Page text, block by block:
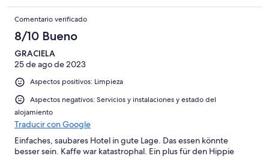
Comentario verificado
8/10 Bueno
GRACIELA
25 de ago de 2023
Aspectos positivos: Limpieza
Aspectos negativos: Servicios y instalaciones y estado del
alojamiento
Traducir con Google
Einfaches, saubares Hotel in gute Lage. Das essen könnte
besser sein. Kaffe war katastrophal. Ein plus für den Hippie